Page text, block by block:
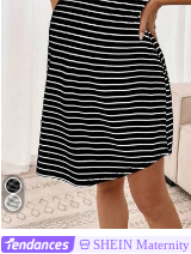
SHEIN Maternity